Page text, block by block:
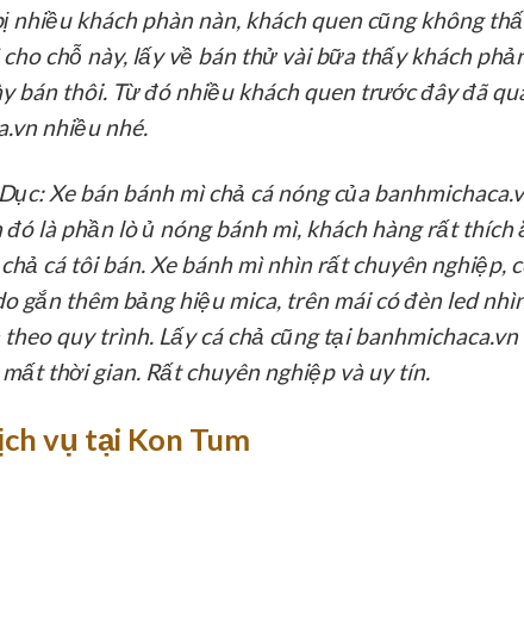
nhiều khách phàn nàn, khách quen cũng không
chỗ này, lấy về bán thử vài bữa thấy khách
bán thôi. Từ đó nhiều khách quen trước đây đã
nhiều nhé.
Xe bán bánh mì chả cá nóng của
là phần lò ủ nóng bánh mì, khách hàng rất thích
cá tôi bán. Xe bánh mì nhìn rất chuyên nghiệp,
gắn thêm bảng hiệu mica, trên mái có đèn led
quy trình. Lấy cá chả cũng tại
thời gian. Rất chuyên nghiệp và uy tín.
vụ tại Kon Tum